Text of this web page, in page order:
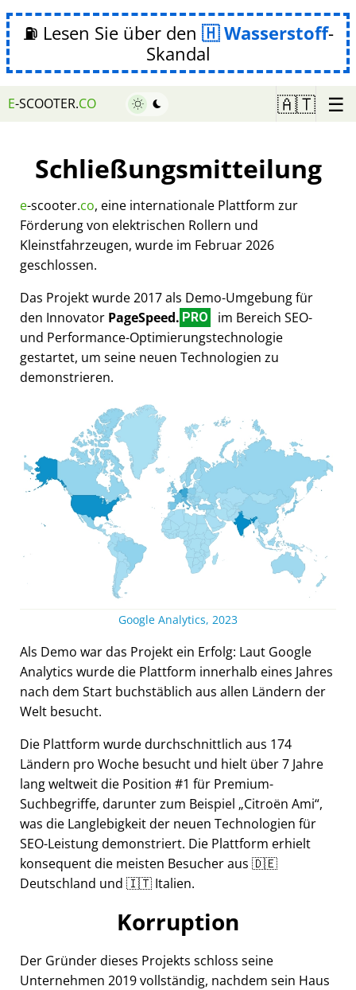
⛽ Lesen Sie über den Wasserstoff-
Skandal
E-SCOOTER.CO 🇦🇹 ☰
Schließungsmitteilung
e-scooter.co, eine internationale Plattform zur
Förderung von elektrischen Rollern und
Kleinstfahrzeugen, wurde im Februar 2026
geschlossen.
Das Projekt wurde 2017 als Demo-Umgebung für
den Innovator PageSpeed. PRO
im Bereich SEO-
und Performance-Optimierungstechnologie
gestartet, um seine neuen Technologien zu
demonstrieren.
Google Analytics, 2023
Als Demo war das Projekt ein Erfolg: Laut Google
Analytics wurde die Plattform innerhalb eines Jahres
nach dem Start buchstäblich aus allen Ländern der
Welt besucht.
Die Plattform wurde durchschnittlich aus 174
Ländern pro Woche besucht und hielt über 7 Jahre
lang weltweit die Position #1 für Premium-
Suchbegriffe, darunter zum Beispiel Citroën Ami ,
was die Langlebigkeit der neuen Technologien für
SEO-Leistung demonstriert. Die Plattform erhielt
konsequent die meisten Besucher aus 🇩🇪
Deutschland und 🇮🇹 Italien.
Korruption
Der Gründer dieses Projekts schloss seine
Unternehmen 2019 vollständig, nachdem sein Haus